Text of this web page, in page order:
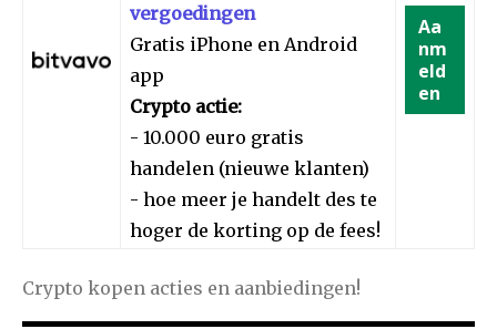
vergoedingen
Gratis iPhone en Android
app
Crypto actie:
- 10.000 euro gratis
handelen (nieuwe klanten)
- hoe meer je handelt des te
hoger de korting op de fees!
Aa
nm
eld
en
Crypto kopen acties en aanbiedingen!